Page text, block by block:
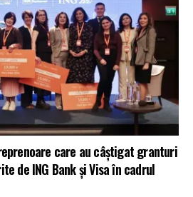
care au câștigat granturi
de ING Bank și Visa în cadrul